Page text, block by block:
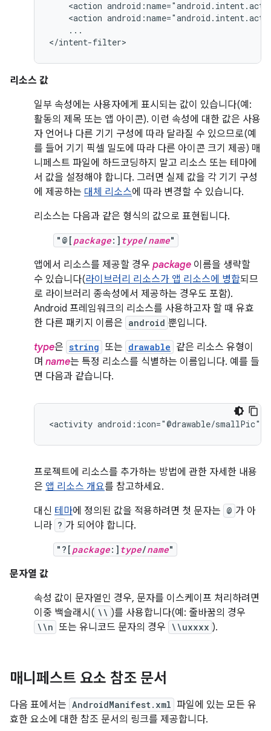
<action
<action
...
</intent-filter>
리소스 값
일부 속성에는 사용자에게 표시되는 값이 있습니다(예:
활동의 제목 또는 앱 아이콘). 이런 속성에 대한 값은 사용
자 언어나 다른 기기 구성에 따라 달라질 수 있으므로(예
를 들어 기기 픽셀 밀도에 따라 다른 아이콘 크기 제공) 매
니페스트 파일에 하드코딩하지 말고 리소스 또는 테마에
서 값을 설정해야 합니다. 그러면 실제 값을 각 기기 구성
에 제공하는 대체 리소스에 따라 변경할 수 있습니다.
리소스는 다음과 같은 형식의 값으로 표현됩니다.
"@[ package:] type/name"
앱에서 리소스를 제공할 경우 package 이름을 생략할
수 있습니다(라이브러리 리소스가 앱 리소스에 병합되므
로 라이브러리 종속성에서 제공하는 경우도 포함).
Android 프레임워크의 리소스를 사용하고자 할 때 유효
한 다른 패키지 이름은 android 뿐입니다.
type은 string 또는 drawable 같은 리소스 유형이
며 name는 특정 리소스를 식별하는 이름입니다. 예를 들
면 다음과 같습니다.
<activity android:icon="@drawable/smallPic"
프로젝트에 리소스를 추가하는 방법에 관한 자세한 내용
은 앱 리소스 개요를 참고하세요.
대신 테마에 정의된 값을 적용하려면 첫 문자는 @ 가 아
니라 ? 가 되어야 합니다.
"?[ package:] type/name"
문자열 값
속성 값이 문자열인 경우, 문자를 이스케이프 처리하려면
이중 백슬래시( \\ )를 사용합니다(예: 줄바꿈의 경우
\\n 또는 유니코드 문자의 경우 \\uxxxx ).
매니페스트 요소 참조 문서
다음 표에서는 AndroidManifest.xml 파일에 있는 모든 유
효한 요소에 대한 참조 문서의 링크를 제공합니다.